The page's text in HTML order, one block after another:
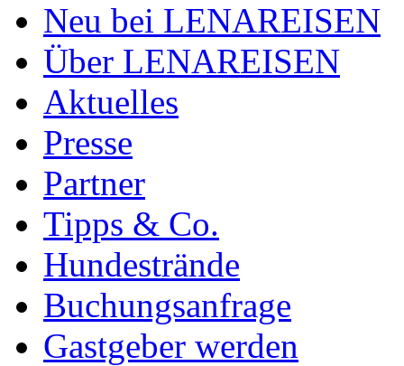
Neu bei LENAREISEN
Über LENAREISEN
Aktuelles
Presse
Partner
Tipps & Co.
Hundestrände
Buchungsanfrage
Gastgeber werden